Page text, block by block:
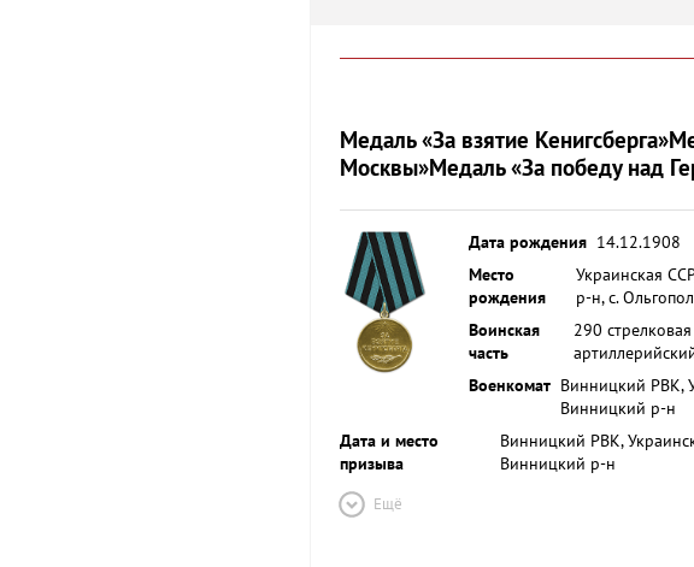
Медаль «За взятие Кенигсберга»
Москвы»Медаль «За победу над
Дата рождения 14.12.1908
Место
рождения
Украинская
р-н, с.
Воинская
часть
290
Военкомат Винницкий РВК,
Винницкий р-н
Дата и место
призыва
Винницкий РВК,
Винницкий р-н
Ещё